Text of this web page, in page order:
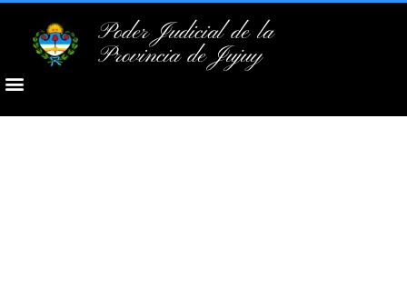
Poder Judicial de la
Provincia de Jujuy